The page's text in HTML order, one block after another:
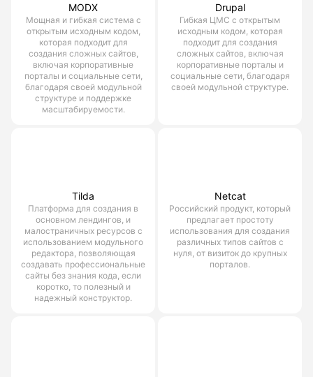
MODX
Мощная и гибкая система с
открытым исходным кодом,
которая подходит для
создания сложных сайтов,
включая корпоративные
порталы и социальные сети,
благодаря своей модульной
структуре и поддержке
масштабируемости.
Drupal
Гибкая ЦМС с открытым
исходным кодом, которая
подходит для создания
сложных сайтов, включая
корпоративные порталы и
социальные сети, благодаря
своей модульной структуре.
Tilda
Платформа для создания в
основном лендингов, и
малостраничных ресурсов с
использованием модульного
редактора, позволяющая
создавать профессиональные
сайты без знания кода, если
коротко, то полезный и
надежный конструктор.
Netcat
Российский продукт, который
предлагает простоту
использования для создания
различных типов сайтов с
нуля, от визиток до крупных
порталов.